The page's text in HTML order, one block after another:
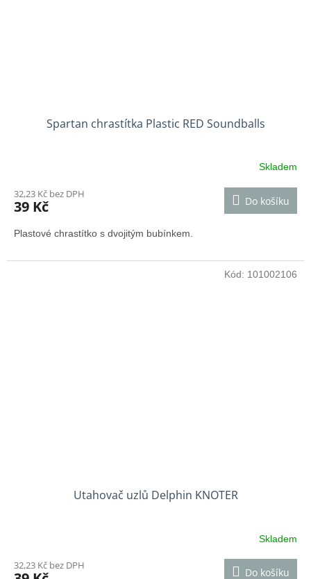
Spartan chrastítka Plastic RED Soundballs
Skladem
32,23 Kč bez DPH
39 Kč Do košíku
Plastové chrastítko s dvojitým bubínkem.
Utahovač uzlů Delphin KNOTER
Skladem
32,23 Kč bez DPH
Do košíku
Kód: 101002106